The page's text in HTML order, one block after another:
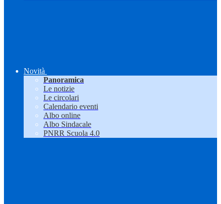
Novità
Panoramica
Le notizie
Le circolari
Calendario eventi
Albo online
Albo Sindacale
PNRR Scuola 4.0